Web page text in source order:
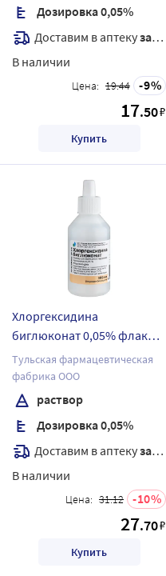
Дозировка 0,05%
Доставим в аптекузавтра
В наличии
Цена: 19.44 9
17.50₽
Купить
Хлоргексидина
биглюконат 0,05% флакон-
капельница раствор 100
мл
Тульская фармацевтическая
фабрика ООО
раствор
Дозировка 0,05%
Доставим в аптекузавтра
В наличии
Цена: 31.12 10
27.70₽
Купить